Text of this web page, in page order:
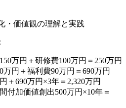
・価値観の理解と実践
万円＋研修費100万円＝250万円
円＋福利費90万円＝690万円
＋690万円×3年＝2,320万円
付加価値創出500万円×10年＝